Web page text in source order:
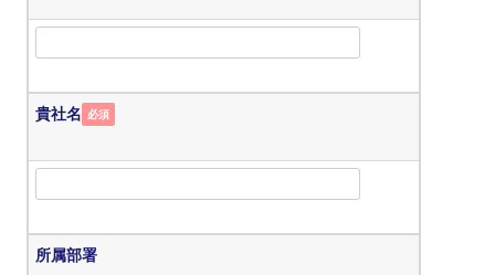
貴社名 必須
所属部署